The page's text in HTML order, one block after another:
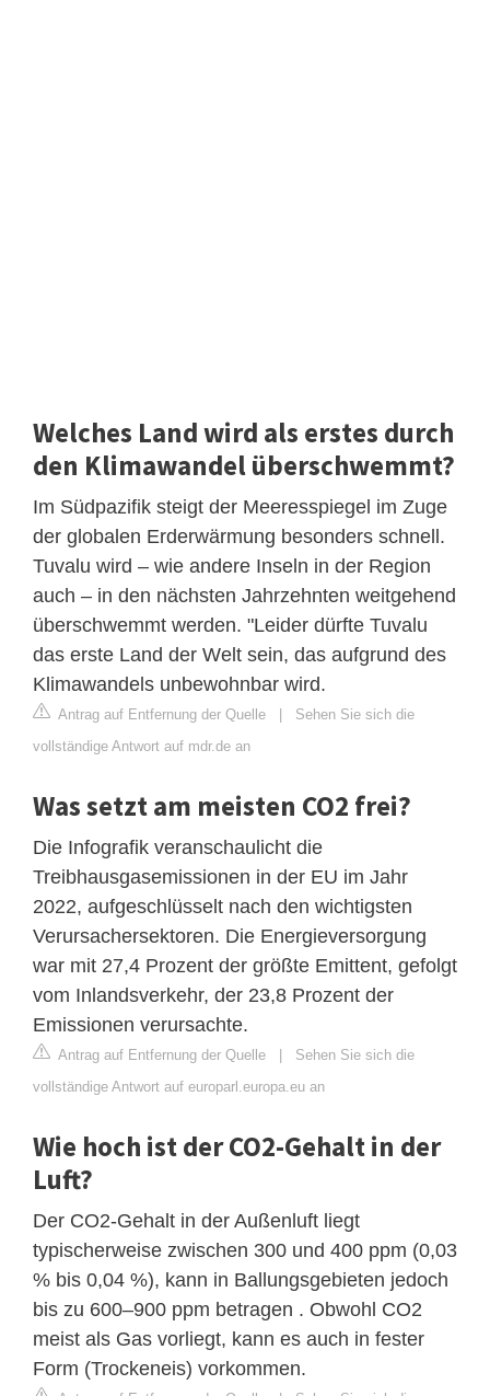
Welches Land wird als erstes durch
den Klimawandel überschwemmt?
Im Südpazifik steigt der Meeresspiegel im Zuge
der globalen Erderwärmung besonders schnell.
Tuvalu wird – wie andere Inseln in der Region
auch – in den nächsten Jahrzehnten weitgehend
überschwemmt werden. "Leider dürfte Tuvalu
das erste Land der Welt sein, das aufgrund des
Klimawandels unbewohnbar wird.
Antrag auf Entfernung der Quelle | Sehen Sie sich die
vollständige Antwort auf mdr.de an
Was setzt am meisten CO2 frei?
Die Infografik veranschaulicht die
Treibhausgasemissionen in der EU im Jahr
2022, aufgeschlüsselt nach den wichtigsten
Verursachersektoren. Die Energieversorgung
war mit 27,4 Prozent der größte Emittent, gefolgt
vom Inlandsverkehr, der 23,8 Prozent der
Emissionen verursachte.
Antrag auf Entfernung der Quelle | Sehen Sie sich die
vollständige Antwort auf europarl.europa.eu an
Wie hoch ist der CO2-Gehalt in der
Luft?
Der CO2-Gehalt in der Außenluft liegt
typischerweise zwischen 300 und 400 ppm (0,03
% bis 0,04 %), kann in Ballungsgebieten jedoch
bis zu 600–900 ppm betragen . Obwohl CO2
meist als Gas vorliegt, kann es auch in fester
Form (Trockeneis) vorkommen.